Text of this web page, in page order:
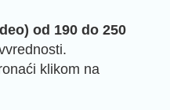
od 190 do 250
klikom na